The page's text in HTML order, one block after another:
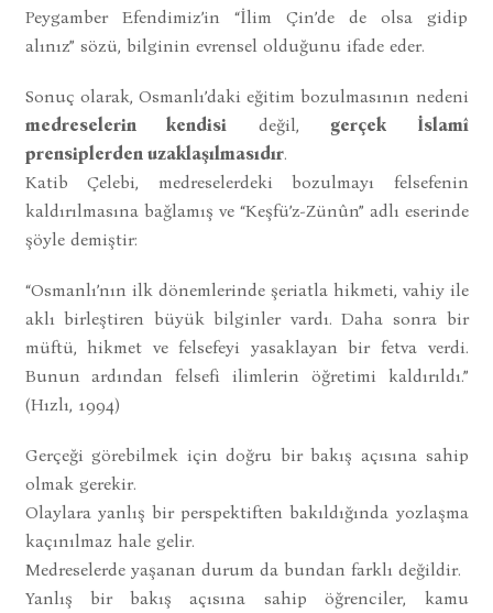
Peygamber Efendimiz’in “İlim Çin’de de olsa gidip
alınız” sözü, bilginin evrensel olduğunu ifade eder.
Sonuç olarak, Osmanlı’daki eğitim bozulmasının nedeni
medreselerin kendisi değil, gerçek İslamî
prensiplerden uzaklaşılmasıdır.
Katib Çelebi, medreselerdeki bozulmayı felsefenin
kaldırılmasına bağlamış ve “Keşfü’z-Zünûn” adlı eserinde
şöyle demiştir:
“Osmanlı’nın ilk dönemlerinde şeriatla hikmeti, vahiy ile
aklı birleştiren büyük bilginler vardı. Daha sonra bir
müftü, hikmet ve felsefeyi yasaklayan bir fetva verdi.
Bunun ardından felsefi ilimlerin öğretimi kaldırıldı.”
(Hızlı, 1994)
Gerçeği görebilmek için doğru bir bakış açısına sahip
olmak gerekir.
Olaylara yanlış bir perspektiften bakıldığında yozlaşma
kaçınılmaz hale gelir.
Medreselerde yaşanan durum da bundan farklı değildir.
Yanlış bir bakış açısına sahip öğrenciler, kamu